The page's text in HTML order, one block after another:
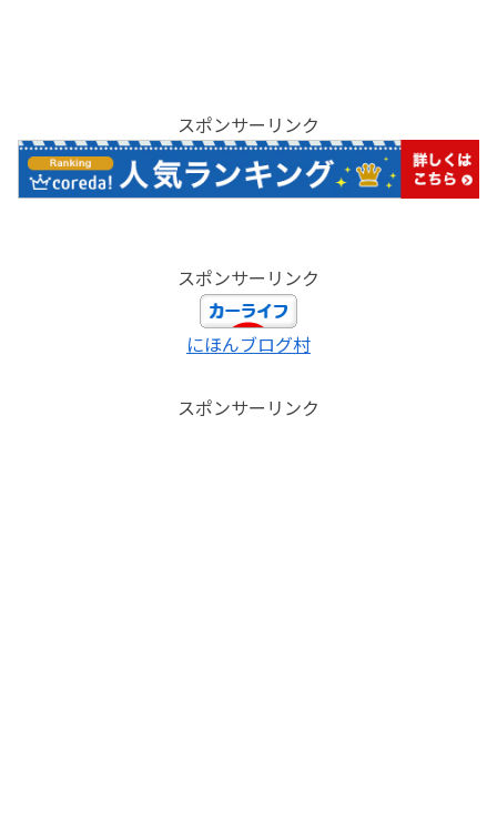
スポンサーリンク
スポンサーリンク
にほんブログ村
スポンサーリンク